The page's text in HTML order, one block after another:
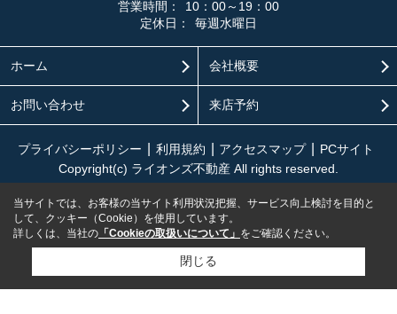
営業時間：
10：00～19：00
定休日：
毎週水曜日
ホーム 会社概要
お問い合わせ 来店予約
プライバシーポリシー 利用規約 アクセスマップ
PCサイト
Copyright(c) ライオンズ不動産 All rights reserved.
当サイトでは、お客様の当サイト利用状況把握、サービス向上検討を目的と
して、クッキー（Cookie）を使用しています。
詳しくは、当社の 「Cookieの取扱いについて」 をご確認ください。
閉じる